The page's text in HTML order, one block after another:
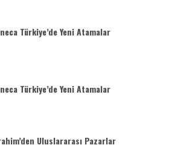
Türkiye’de Yeni Atamalar
Türkiye’de Yeni Atamalar
Uluslararası Pazarlar